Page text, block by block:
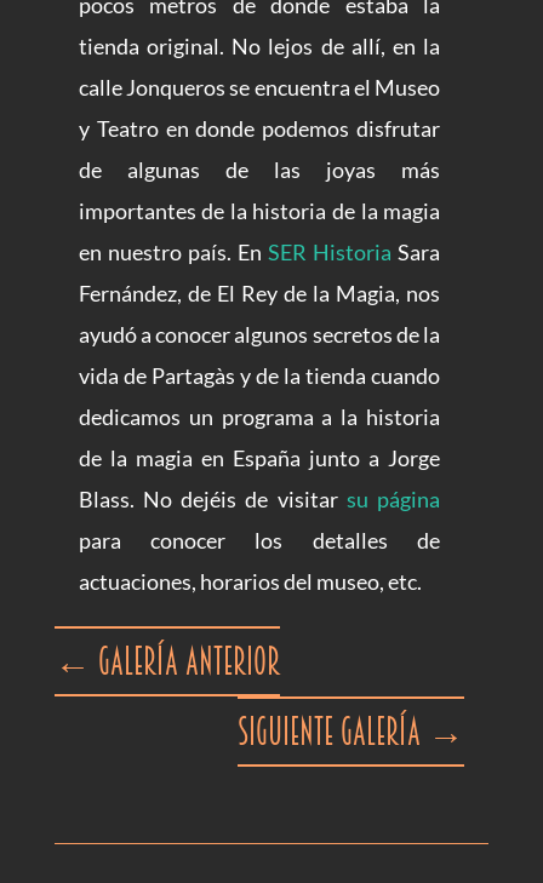
tienda original. No lejos de allí, en la
calle Jonqueros se encuentra el Museo
y Teatro en donde podemos disfrutar
de algunas de las joyas más
importantes de la historia de la magia
en nuestro país. EnSER Historia Sara
Fernández, de El Rey de la Magia, nos
ayudó a conocer algunos secretos de la
vida de Partagàs y de la tienda cuando
dedicamos un programa a la historia
de la magia en España junto a Jorge
Blass. No dejéis de visitar su página
para conocer los detalles de
actuaciones, horarios del museo, etc.
← Galería anterior
Siguiente galería →